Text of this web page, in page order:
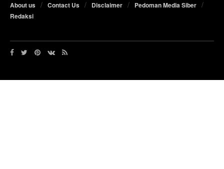
About us Contact Us Disclaimer
Pedoman Media Siber
Redaksi